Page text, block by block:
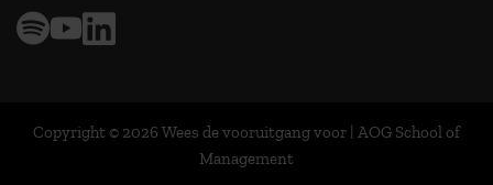
Copyright © 2026 Wees de vooruitgang voor | AOG School of
Management